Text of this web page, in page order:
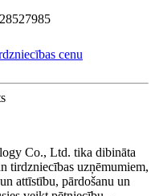
cenu
Co., Ltd. tika dibināta
tirdzniecības uzņēmumiem,
attīstību, pārdošanu un